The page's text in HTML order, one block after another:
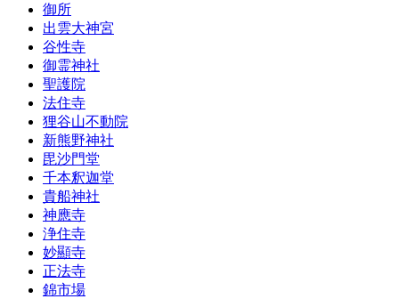
御所
出雲大神宮
谷性寺
御霊神社
聖護院
法住寺
狸谷山不動院
新熊野神社
毘沙門堂
千本釈迦堂
貴船神社
神應寺
浄住寺
妙顯寺
正法寺
錦市場